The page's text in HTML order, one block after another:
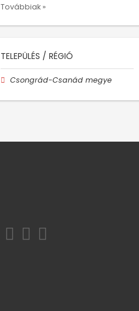
Továbbiak »
TELEPÜLÉS / RÉGIÓ
Csongrád-Csanád megye